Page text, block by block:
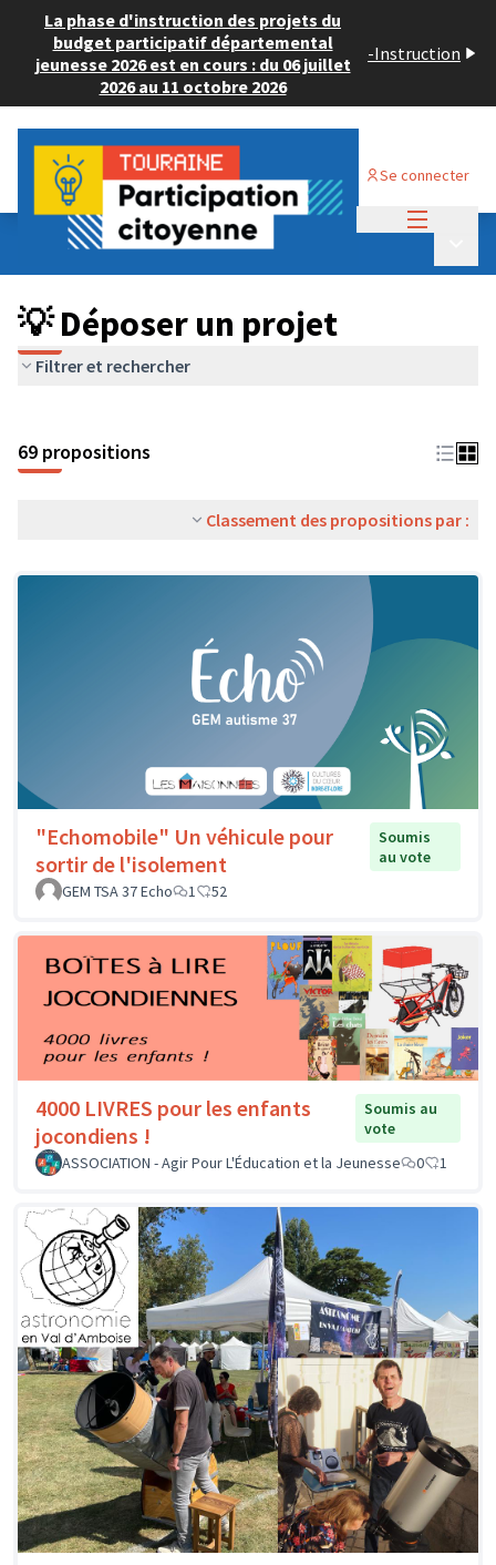
La phase d'instruction des projets du
budget participatif départemental
jeunesse 2026 est en cours : du 06 juillet
2026 au 11 octobre 2026
-Instruction
Se connecter
Budget Participatif ADULTE 2024
💡 Déposer un projet
💡 Déposer un projet
Filtrer et rechercher
69 propositions
Classement des propositions par :
"Echomobile" Un véhicule pour
sortir de l'isolement
Soumis
au vote
GEM TSA 37 Echo
1 52
4000 LIVRES pour les enfants
jocondiens !
Soumis au
vote
ASSOCIATION - Agir Pour L'Éducation et la Jeunesse
0 1